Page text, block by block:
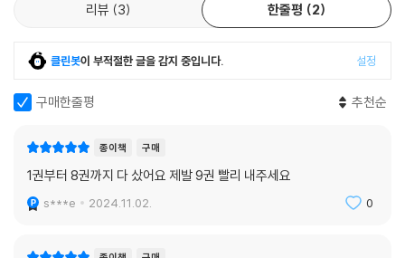
리뷰 3 한줄평 2
클린봇이 부적절한 글을 감지 중입니다. 설정
구매한줄평 추천순
종이책 구매
1권부터 8권까지 다 샀어요 제발 9권 빨리 내주세요
s***e 2024.11.02. 0